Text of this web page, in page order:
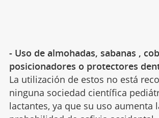
- Uso de almohadas, sabanas ,
posicionadores o protectores
La utilización de estos no está
ninguna sociedad científica
lactantes, ya que su uso aumenta